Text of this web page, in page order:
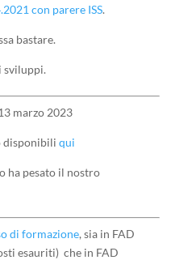
con parere ISS.
bastare.
sviluppi.
marzo 2023
disponibili qui
ha pesato il nostro
di formazione, sia in FAD
esauriti) che in FAD